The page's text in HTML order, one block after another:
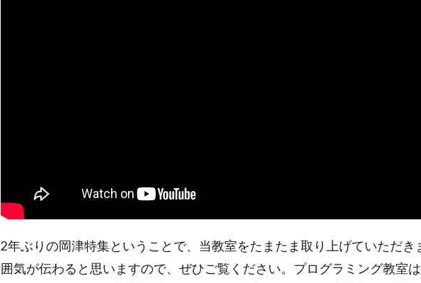
2年ぶりの岡津特集ということで、当教室をたまたま取り上げていただき
囲気が伝わると思いますので、ぜひご覧ください。プログラミング教室